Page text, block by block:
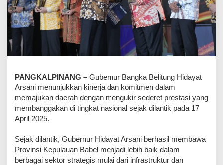
PANGKALPINANG – Gubernur Bangka Belitung Hidayat
Arsani menunjukkan kinerja dan komitmen dalam
memajukan daerah dengan mengukir sederet prestasi yang
membanggakan di tingkat nasional sejak dilantik pada 17
April 2025.
Sejak dilantik, Gubernur Hidayat Arsani berhasil membawa
Provinsi Kepulauan Babel menjadi lebih baik dalam
berbagai sektor strategis mulai dari infrastruktur dan